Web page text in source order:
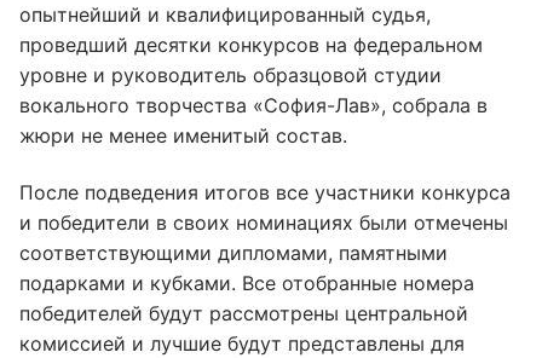
опытнейший и квалифицированный судья,
проведший десятки конкурсов на федеральном
уровне и руководитель образцовой студии
вокального творчества «София-Лав», собрала в
жюри не менее именитый состав.
После подведения итогов все участники конкурса
и победители в своих номинациях были отмечены
соответствующими дипломами, памятными
подарками и кубками. Все отобранные номера
победителей будут рассмотрены центральной
комиссией и лучшие будут представлены для